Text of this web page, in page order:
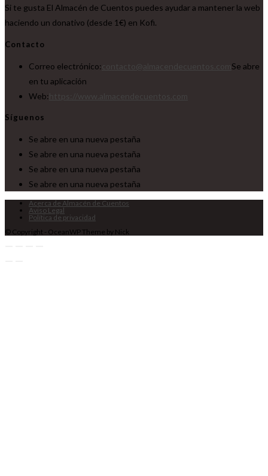
Si te gusta El Almacén de Cuentos puedes ayudar a mantener la web
haciendo un donativo (desde 1€) en Kofi.
Contacto
Correo electrónico:
Se abre
en tu aplicación
Web:
Síguenos
Se abre en una nueva pestaña
Se abre en una nueva pestaña
Se abre en una nueva pestaña
Se abre en una nueva pestaña
Acerca de Almacén de Cuentos
Aviso Legal
Política de privacidad
© Copyright - OceanWP Theme by Nick